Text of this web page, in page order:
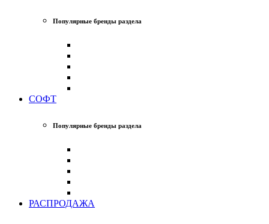
Популярные бренды раздела
СОФТ
Популярные бренды раздела
РАСПРОДАЖА